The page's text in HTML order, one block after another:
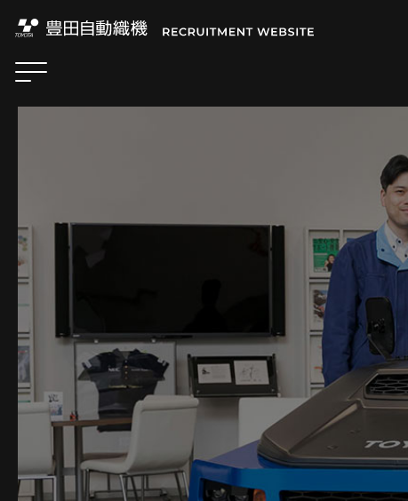
企業情報
人材育成
JOB & PEOPLE
動画で見るTICO
働く環境
RECRUITMENT
採用情報
コース別採用詳細
INFORMATION
お知らせ